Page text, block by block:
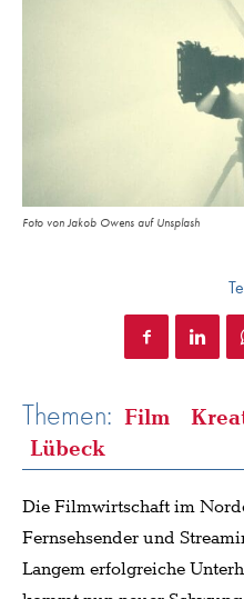
Foto von Jakob Owens auf Unsplash
Themen: Film
Lübeck
Die Filmwirtschaft im
Fernsehsender und
Langem erfolgreiche